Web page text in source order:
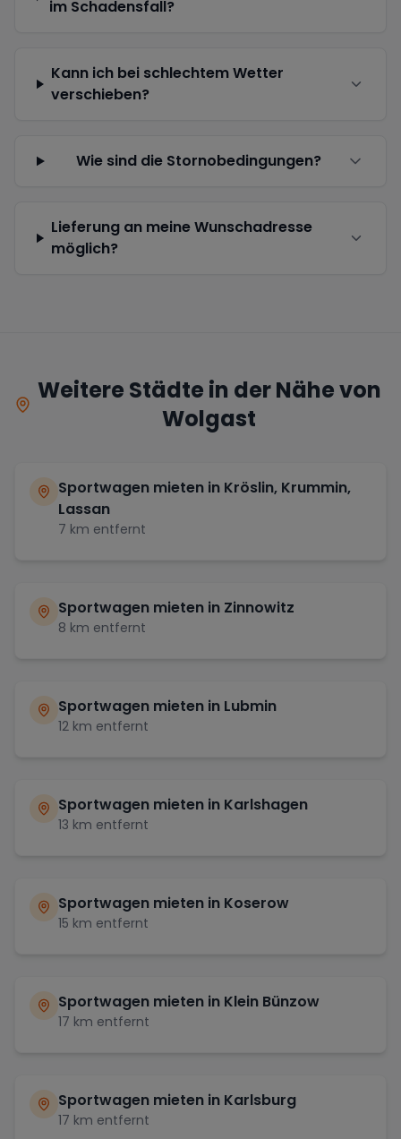
im Schadensfall?
Kann ich bei schlechtem Wetter
verschieben?
Wie sind die Stornobedingungen?
Lieferung an meine Wunschadresse
möglich?
Weitere Städte in der Nähe von
Wolgast
Sportwagen mieten in Kröslin, Krummin,
Lassan
7 km entfernt
Sportwagen mieten in Zinnowitz
8 km entfernt
Sportwagen mieten in Lubmin
12 km entfernt
Sportwagen mieten in Karlshagen
13 km entfernt
Sportwagen mieten in Koserow
15 km entfernt
Sportwagen mieten in Klein Bünzow
17 km entfernt
Sportwagen mieten in Karlsburg
17 km entfernt